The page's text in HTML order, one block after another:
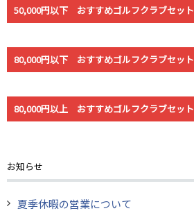
50,000円以下 おすすめゴルフクラブセット
80,000円以下 おすすめゴルフクラブセット
80,000円以上 おすすめゴルフクラブセット
お知らせ
夏季休暇の営業について